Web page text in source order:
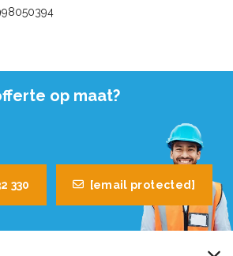
op maat?
330 [email protected]